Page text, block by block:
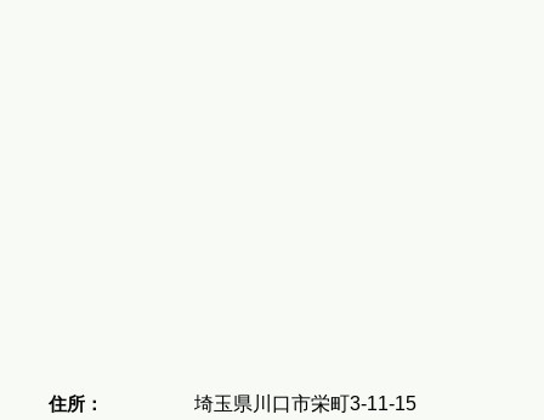
住所： 埼玉県川口市栄町3-11-15